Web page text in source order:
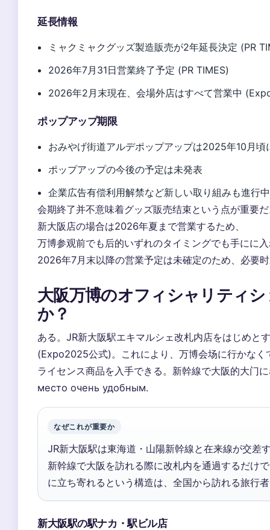
延長情報
ミャクミャクグッズ製造販売が2年延長決定 (PR
2026年7月31日営業終了予定 (PR TIMES)
2026年2月末現在、会場外店はすべて営業中
ポップアップ期限
おみやげ街道アルデポップアップは2025年10月
ポップアップの今後の予定は未発表
企業広告有偿利用解禁など新しい取り組みも進行
会期終了并不意味着グッズ販売结束という点が重要
新大阪店の場合は2026年夏まで営業するため、
万博参观前でも后的いずれのタイミングでも手にに
2026年7月末以降の営業予定は未確定のため、必要
大阪万博のオフィシャリティ
か？
ある。JR新大阪駅エキマルシェ改札内店をはじめと
(Expo2025公式)。これにより、万博会场に行かな
ライセンス商品を入手できる。新幹線で大阪的大门
место очень удобным.
なぜこれが重要か
JR新大阪駅は東海道・山陽新幹線と在来線が交差
新幹線で大阪を訪れる際に改札内を通過するだけ
に立ち寄れるという構造は、全国から訪れる旅行
新大阪駅の駅ナカ・駅ビル店